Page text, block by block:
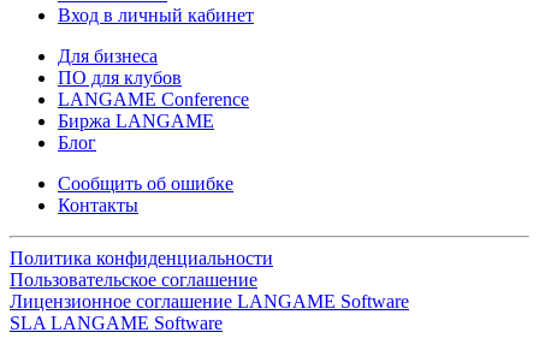
Вход в личный кабинет
Для бизнеса
ПО для клубов
LANGAME Conference
Биржа LANGAME
Блог
Сообщить об ошибке
Контакты
Политика конфиденциальности
Пользовательское соглашение
Лицензионное соглашение LANGAME Software
SLA LANGAME Software